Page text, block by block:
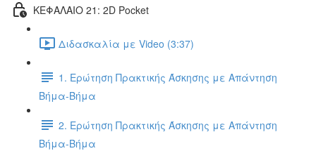
ΚΕΦΑΛΑΙΟ 21: 2D Pocket
Διδασκαλία με Video (3:37)
1. Ερώτηση Πρακτικής Άσκησης με Απάντηση
Βήμα-Βήμα
2. Ερώτηση Πρακτικής Άσκησης με Απάντηση
Βήμα-Βήμα